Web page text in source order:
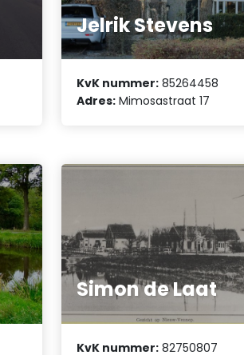
Jelrik Stevens
KvK nummer: 85264458
Adres: Mimosastraat 17
Simon de Laat
KvK nummer: 82750807